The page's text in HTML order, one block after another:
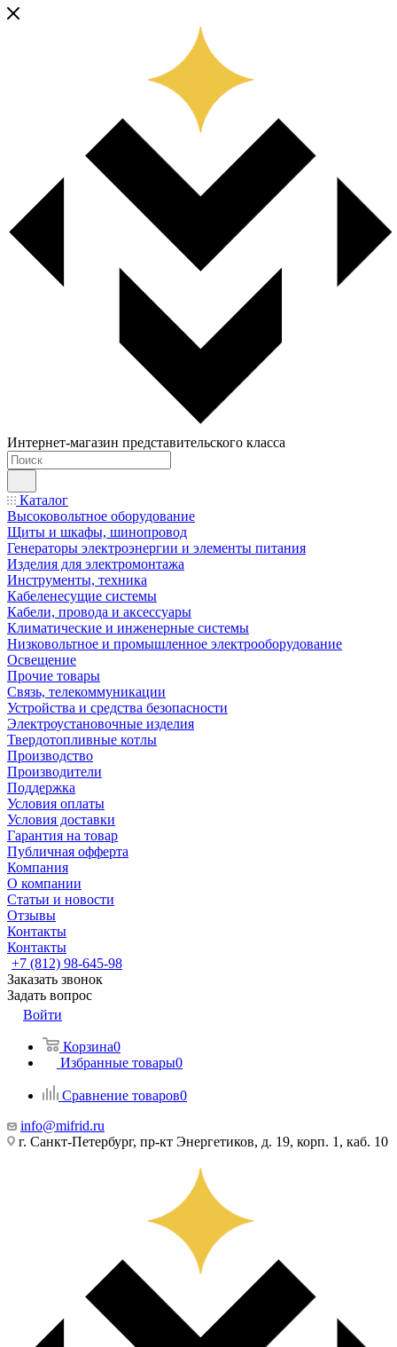
Интернет-магазин представительского класса
Каталог
Высоковольтное оборудование
Щиты и шкафы, шинопровод
Генераторы электроэнергии и элементы питания
Изделия для электромонтажа
Инструменты, техника
Кабеленесущие системы
Кабели, провода и аксессуары
Климатические и инженерные системы
Низковольтное и промышленное электрооборудование
Освещение
Прочие товары
Связь, телекоммуникации
Устройства и средства безопасности
Электроустановочные изделия
Твердотопливные котлы
Производство
Производители
Поддержка
Условия оплаты
Условия доставки
Гарантия на товар
Публичная офферта
Компания
О компании
Статьи и новости
Отзывы
Контакты
Контакты
+7 (812) 98-645-98
Заказать звонок
Задать вопрос
Войти
Корзина0
Избранные товары0
Сравнение товаров0
info@mifrid.ru
г. Санкт-Петербург, пр-кт Энергетиков, д. 19, корп. 1, каб. 10